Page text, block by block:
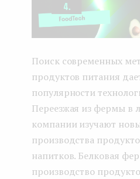
Поиск современных
продуктов питания
популярности
Переезжая из фермы в
компании изучают
производства
напитков. Белковая
производство